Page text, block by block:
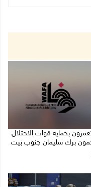
بحماية قوات الاحتلال
برك سليمان جنوب بيت